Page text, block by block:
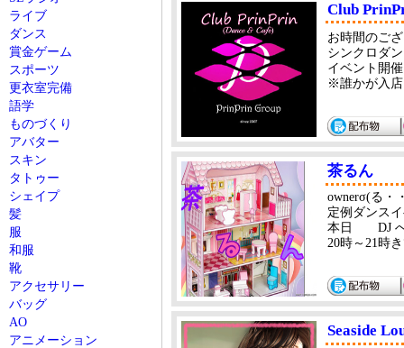
ライブ
ダンス
賞金ゲーム
スポーツ
更衣室完備
語学
ものづくり
アバター
スキン
タトゥー
シェイプ
髪
服
和服
靴
アクセサリー
バッグ
AO
アニメーション
Club
お時間のご
シンクロダ
イベント開
※誰かが入
茶るん
ownerσ(る
定例ダンス
本日 DJ
20時～21時
Seaside